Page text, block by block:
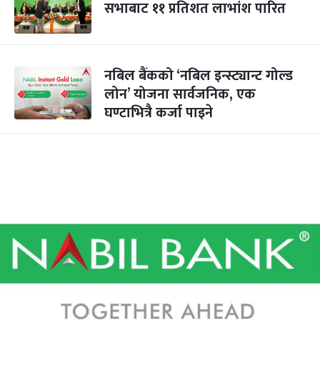
सभाबाट ११ प्रतिशत लाभांश पारित
नबिल बैंकको ‘नबिल इन्स्ट्यान्ट गोल्ड
लोन’ योजना सार्वजनिक, एक
घण्टाभित्रै कर्जा पाइने